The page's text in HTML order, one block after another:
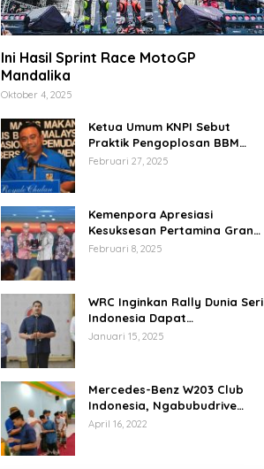
Ini Hasil Sprint Race MotoGP
Mandalika
Oktober 4, 2025
Ketua Umum KNPI Sebut
Praktik Pengoplosan BBM
Cederai Kepercayaan
Februari 27, 2025
Kemenpora Apresiasi
Kesuksesan Pertamina Grand
Prix of Indonesia 2024
Februari 8, 2025
WRC Inginkan Rally Dunia Seri
Indonesia Dapat
Terselenggara 2026
Januari 15, 2025
Mercedes-Benz W203 Club
Indonesia, Ngabubudrive
Ramadhan 2022
April 16, 2022